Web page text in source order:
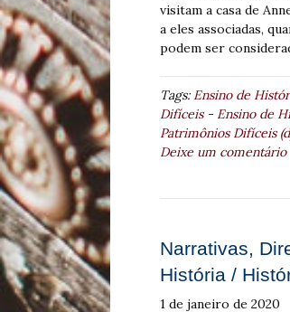
visitam a casa de
a eles associadas,
podem ser
Tags:Ensino de
Difíceis - Ensino de
Patrimônios Difíceis
Deixe um comentário
Narrativas,
História /
1 de janeiro de 2020